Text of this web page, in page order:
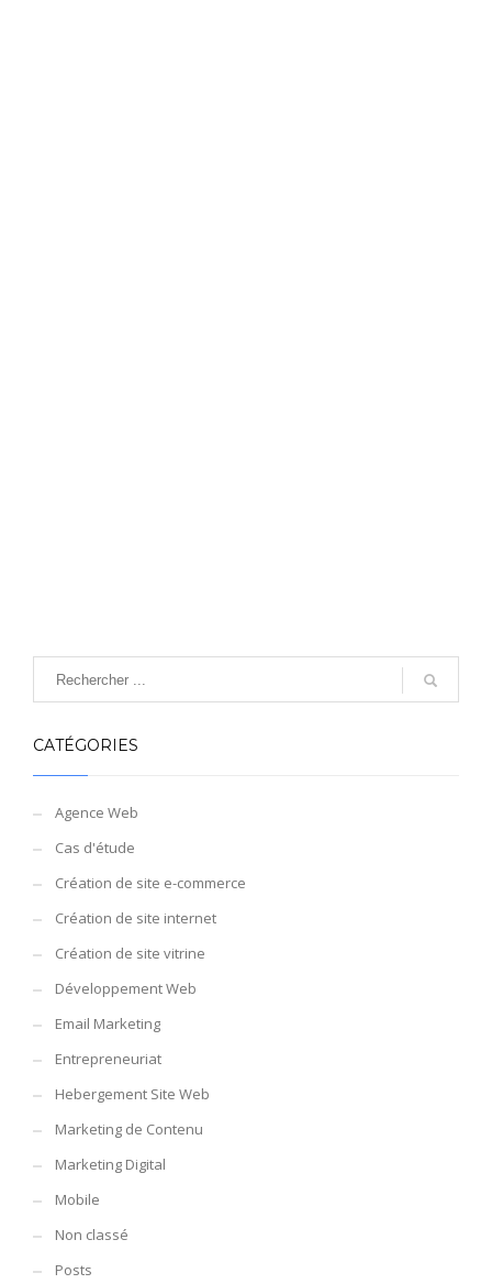
CATÉGORIES
Agence Web
Cas d'étude
Création de site e-commerce
Création de site internet
Création de site vitrine
Développement Web
Email Marketing
Entrepreneuriat
Hebergement Site Web
Marketing de Contenu
Marketing Digital
Mobile
Non classé
Posts